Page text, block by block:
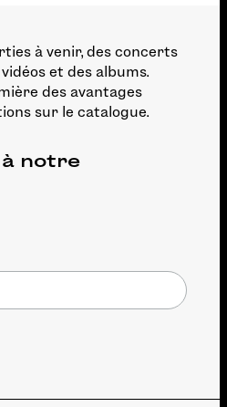
à venir, des concerts
et des albums.
des avantages
sur le catalogue.
à notre